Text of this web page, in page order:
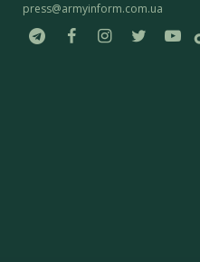
press@armyinform.com.ua